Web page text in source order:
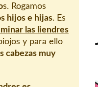
s. Rogamos
hijos e hijas. Es
las liendres
y para ello
cabezas muy